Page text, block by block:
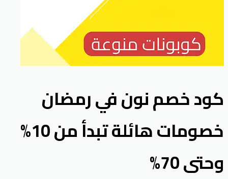
كود خصم نون في رمضان
خصومات هائلة تبدأ من 10%
وحتى 70%